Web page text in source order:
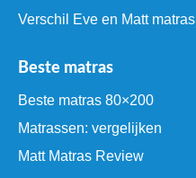
Verschil Eve en Matt matras
Beste matras
Beste matras 80×200
Matrassen: vergelijken
Matt Matras Review